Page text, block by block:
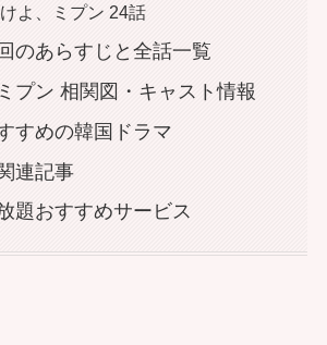
よ、ミプン 24話
のあらすじと全話一覧
プン 相関図・キャスト情報
すめの韓国ドラマ
連記事
題おすすめサービス